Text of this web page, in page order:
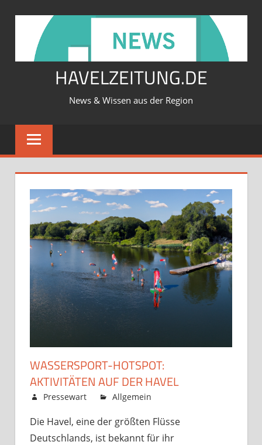
springen
HAVELZEITUNG.DE
News & Wissen aus der Region
WASSERSPORT-HOTSPOT:
AKTIVITÄTEN AUF DER HAVEL
September 1, 2023
Pressewart Allgemein
Die Havel, eine der größten Flüsse
Deutschlands, ist bekannt für ihr